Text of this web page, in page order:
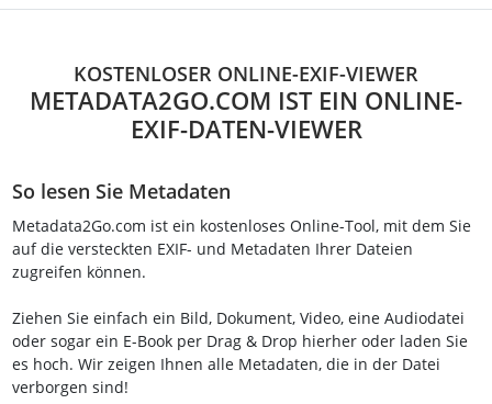
KOSTENLOSER ONLINE-EXIF-VIEWER
METADATA2GO.COM IST EIN ONLINE-
EXIF-DATEN-VIEWER
So lesen Sie Metadaten
Metadata2Go.com ist ein kostenloses Online-Tool, mit dem Sie
auf die versteckten EXIF- und Metadaten Ihrer Dateien
zugreifen können.
Ziehen Sie einfach ein Bild, Dokument, Video, eine Audiodatei
oder sogar ein E-Book per Drag & Drop hierher oder laden Sie
es hoch. Wir zeigen Ihnen alle Metadaten, die in der Datei
verborgen sind!